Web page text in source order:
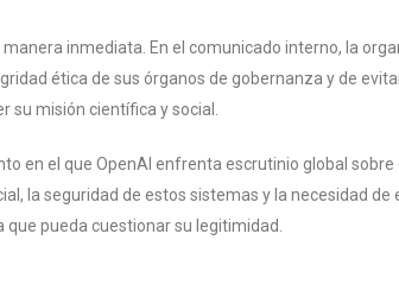
inmediata. En el comunicado interno, la
ética de sus órganos de gobernanza y de
misión científica y social.
en el que OpenAI enfrenta escrutinio global sobre
la seguridad de estos sistemas y la necesidad de
pueda cuestionar su legitimidad.